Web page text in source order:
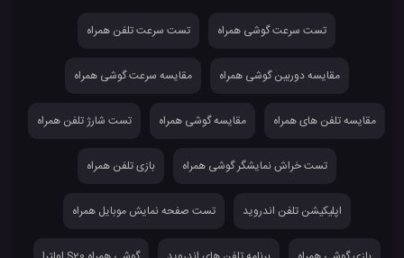
تست سرعت گوشی همراه تست سرعت تلفن همراه
مقایسه دوربین گوشی همراه مقایسه سرعت گوشی همراه
مقایسه تلفن های همراه مقایسه گوشی همراه تست شارژ تلفن همراه
تست خراش نمایشگر گوشی همراه بازی تلفن همراه
اپلیکیشن تلفن اندروید تست صفحه نمایش موبایل همراه